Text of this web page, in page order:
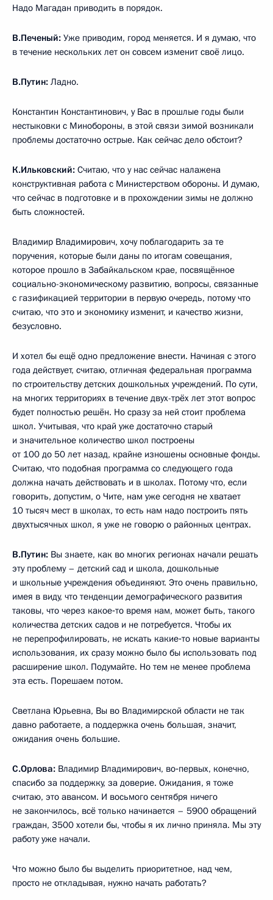
Надо Магадан приводить в порядок.
В.Печеный: Уже приводим, город меняется. И я думаю, что
в течение нескольких лет он совсем изменит своё лицо.
В.Путин: Ладно.
Константин Константинович, у Вас в прошлые годы были
нестыковки с Минобороны, в этой связи зимой возникали
проблемы достаточно острые. Как сейчас дело обстоит?
К.Ильковский: Считаю, что у нас сейчас налажена
конструктивная работа с Министерством обороны. И думаю,
что сейчас в подготовке и в прохождении зимы не должно
быть сложностей.
Владимир Владимирович, хочу поблагодарить за те
поручения, которые были даны по итогам совещания,
которое прошло в Забайкальском крае, посвящённое
социально-экономическому развитию, вопросы, связанные
с газификацией территории в первую очередь, потому что
считаю, что это и экономику изменит, и качество жизни,
безусловно.
И хотел бы ещё одно предложение внести. Начиная с этого
года действует, считаю, отличная федеральная программа
по строительству детских дошкольных учреждений. По сути,
на многих территориях в течение двух-трёх лет этот вопрос
будет полностью решён. Но сразу за ней стоит проблема
школ. Учитывая, что край уже достаточно старый
и значительное количество школ построены
от 100 до 50 лет назад, крайне изношены основные фонды.
Считаю, что подобная программа со следующего года
должна начать действовать и в школах. Потому что, если
говорить, допустим, о Чите, нам уже сегодня не хватает
10 тысяч мест в школах, то есть нам надо построить пять
двухтысячных школ, я уже не говорю о районных центрах.
В.Путин: Вы знаете, как во многих регионах начали решать
эту проблему – детский сад и школа, дошкольные
и школьные учреждения объединяют. Это очень правильно,
имея в виду, что тенденции демографического развития
таковы, что через какое‑то время нам, может быть, такого
количества детских садов и не потребуется. Чтобы их
не перепрофилировать, не искать какие‑то новые варианты
использования, их сразу можно было бы использовать под
расширение школ. Подумайте. Но тем не менее проблема
эта есть. Порешаем потом.
Светлана Юрьевна, Вы во Владимирской области не так
давно работаете, а поддержка очень большая, значит,
ожидания очень большие.
С.Орлова: Владимир Владимирович, во‑первых, конечно,
спасибо за поддержку, за доверие. Ожидания, я тоже
считаю, это авансом. И восьмого сентября ничего
не закончилось, всё только начинается – 5900 обращений
граждан, 3500 хотели бы, чтобы я их лично приняла. Мы эту
работу уже начали.
Что можно было бы выделить приоритетное, над чем,
просто не откладывая, нужно начать работать?